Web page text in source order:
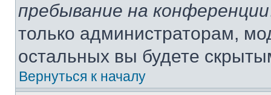
пребывание на конференции
только администраторам,
остальных вы будете
Вернуться к началу